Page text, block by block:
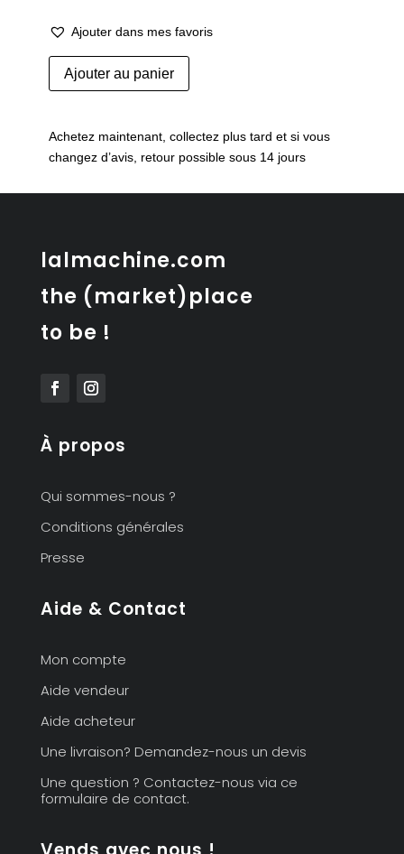
Ajouter dans mes favoris
quantité
de
Ajouter au panier
Achetez maintenant, collectez plus tard et si vous
changez d’avis, retour possible sous 14 jours
lalmachine.com
the (market)place
to be !
À propos
Qui sommes-nous ?
Conditions générales
Presse
Aide & Contact
Mon compte
Aide vendeur
Aide acheteur
Une livraison? Demandez-nous un devis
Une question ? Contactez-nous via ce
formulaire de contact.